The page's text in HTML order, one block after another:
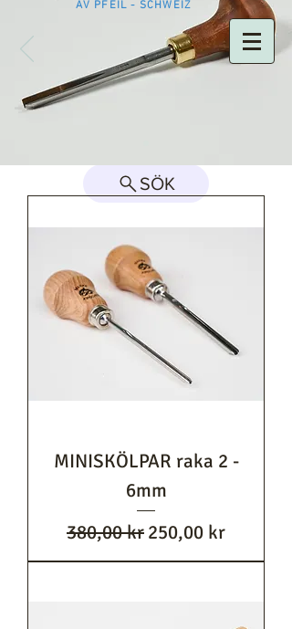
SÖK
AV PFEIL - SCHWEIZ
MINISKÖLPAR raka 2 -
6mm
Ordinarie pris
380,00 krReapris
250,00 kr